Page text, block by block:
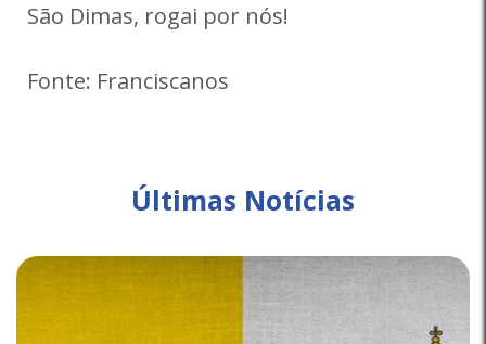
São Dimas, rogai por nós!
Fonte: Franciscanos
Últimas Notícias